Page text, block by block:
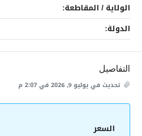
الولاية / المقاطعة:
الدولة:
التفاصيل
تحديث في يوليو 9, 2026 في 2:07 م
السعر